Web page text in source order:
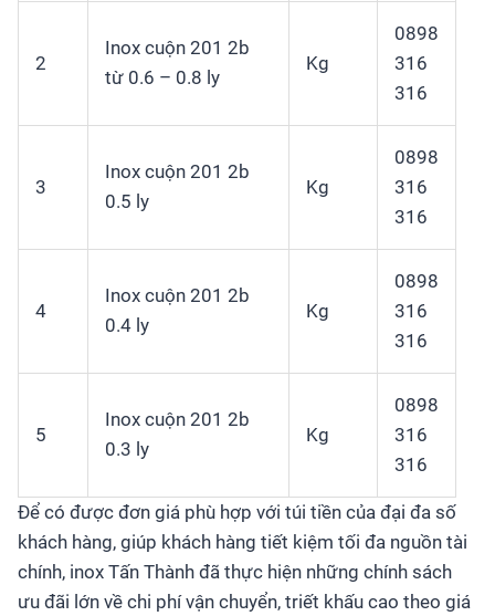
2
Inox cuộn 201 2b
từ 0.6 – 0.8 ly
Kg
0898
316
316
3
Inox cuộn 201 2b
0.5 ly
Kg
0898
316
316
4
Inox cuộn 201 2b
0.4 ly
Kg
0898
316
316
5
Inox cuộn 201 2b
0.3 ly
Kg
0898
316
316
Để có được đơn giá phù hợp với túi tiền của đại đa số
khách hàng, giúp khách hàng tiết kiệm tối đa nguồn tài
chính, inox Tấn Thành đã thực hiện những chính sách
ưu đãi lớn về chi phí vận chuyển, triết khấu cao theo giá